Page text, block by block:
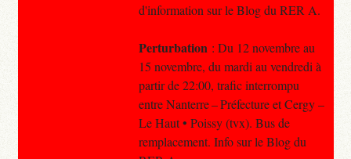
d'information sur le Blog du RER A.
Perturbation : Du 12 novembre au
15 novembre, du mardi au vendredi à
partir de 22:00, trafic interrompu
entre Nanterre – Préfecture et Cergy –
Le Haut • Poissy (tvx). Bus de
remplacement. Info sur le Blog du